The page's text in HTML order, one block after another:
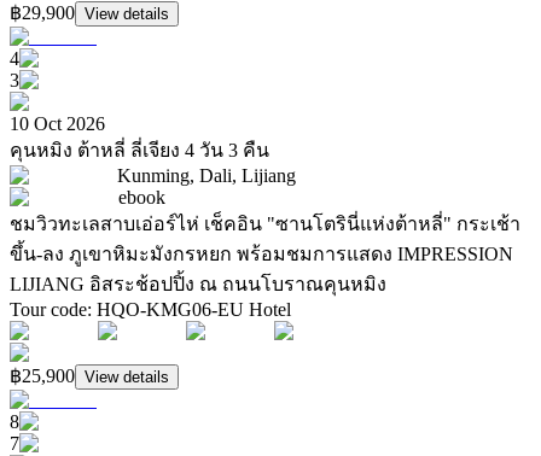
฿29,900 View details
4
3
10 Oct 2026
คุนหมิง ต้าหลี่ ลี่เจียง 4 วัน 3 คืน
Kunming, Dali, Lijiang
ebook
ชมวิวทะเลสาบเอ่อร์ไห่ เช็คอิน "ซานโตรินี่แห่งต้าหลี่" กระเช้า
ขึ้น-ลง ภูเขาหิมะมังกรหยก พร้อมชมการแสดง IMPRESSION
LIJIANG อิสระช้อปปิ้ง ณ ถนนโบราณคุนหมิง
Tour code: HQO-KMG06-EU Hotel
฿25,900 View details
8
7